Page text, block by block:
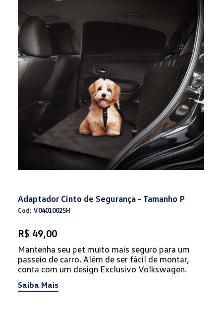
Adaptador Cinto de Segurança - Tamanho P
Cod: V04010025H
R$ 49,00
Mantenha seu pet muito mais seguro para um
passeio de carro. Além de ser fácil de montar,
conta com um design Exclusivo Volkswagen.
Saiba Mais